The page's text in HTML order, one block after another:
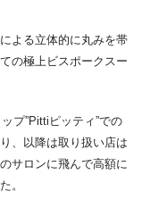
よる立体的に丸みを帯
の極上ビスポークスー
プ”Pittiピッティ”での
、以降は取り扱い店は
サロンに飛んで高額に
。